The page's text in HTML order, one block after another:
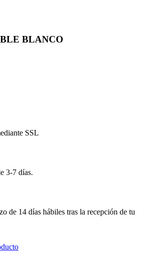
BLANCO
SSL
3-7 días.
de 14 días hábiles tras la recepción de tu